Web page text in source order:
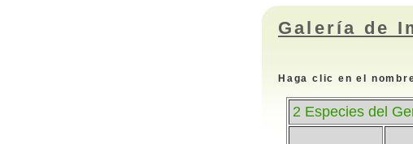
Galería de
Haga clic en el
2 Especies del